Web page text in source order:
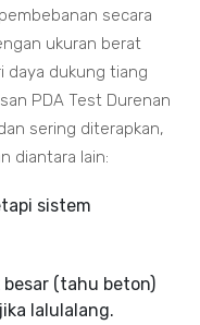
secara
ukuran berat
daya dukung tiang
PDA Test Durenan
sering diterapkan,
diantara lain:
sistem
(tahu beton)
lalulalang.